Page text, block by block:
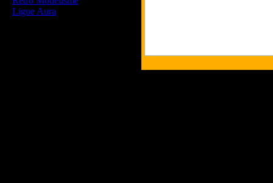
Ligue Aura